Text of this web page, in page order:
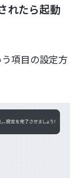
れたら起動
項目の設定方